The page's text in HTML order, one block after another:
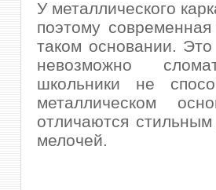
У металлического
поэтому
таком основании.
невозможно
школьники не
металлическом
отличаются
мелочей.